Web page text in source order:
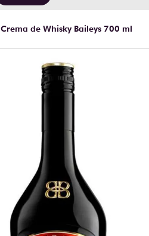
Crema de Whisky Baileys 700 ml